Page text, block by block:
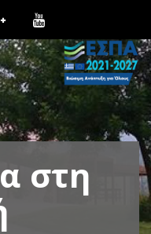
στη